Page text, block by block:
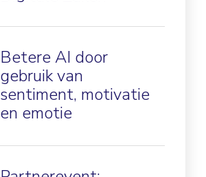
Betere AI door
gebruik van
sentiment, motivatie
en emotie